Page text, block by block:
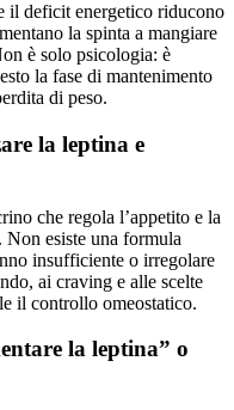
il deficit energetico riducono
la spinta a mangiare
è solo psicologia: è
la fase di mantenimento
di peso.
la leptina e
che regola l’appetito e la
esiste una formula
insufficiente o irregolare
ai craving e alle scelte
il controllo omeostatico.
la leptina” o